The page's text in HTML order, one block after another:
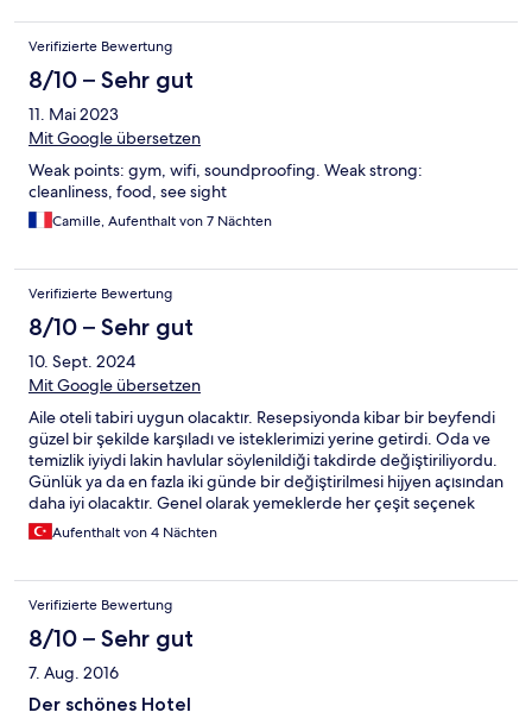
Verifizierte Bewertung
8/10 – Sehr gut
11. Mai 2023
Mit Google übersetzen
Weak points: gym, wifi, soundproofing. Weak strong:
cleanliness, food, see sight
Camille, Aufenthalt von 7 Nächten
Verifizierte Bewertung
8/10 – Sehr gut
10. Sept. 2024
Mit Google übersetzen
Aile oteli tabiri uygun olacaktır. Resepsiyonda kibar bir beyfendi
güzel bir şekilde karşıladı ve isteklerimizi yerine getirdi. Oda ve
temizlik iyiydi lakin havlular söylenildiği takdirde değiştiriliyordu.
Günlük ya da en fazla iki günde bir değiştirilmesi hijyen açısından
daha iyi olacaktır. Genel olarak yemeklerde her çeşit seçenek
sunulmuştu. Lezzetli yemekler yapılıyordu. Otelin yanındaki
büyük havuz yeterli sayılabilir lakin Aquapark kısmı yetersiz.
kanalının pis suyunun denize akması rahatsızlık vericiydi. Bu
sebeple deniz yerine havuzda daha fazla zaman geçirmemize
sebep oldu. Genel olarak fiyat performans oteli diyebiliriz.
Aufenthalt von 4 Nächten
Verifizierte Bewertung
8/10 – Sehr gut
7. Aug. 2016
Der schönes Hotel